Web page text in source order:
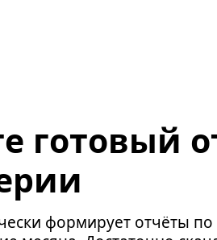
готовый
формирует отчёты